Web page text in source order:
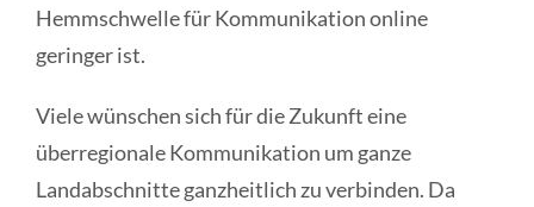
Hemmschwelle für Kommunikation online
geringer ist.
Viele wünschen sich für die Zukunft eine
überregionale Kommunikation um ganze
Landabschnitte ganzheitlich zu verbinden. Da